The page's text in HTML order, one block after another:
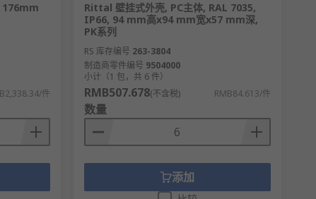
件
Rittal 壁挂式外壳, PC主体, RAL 7035,
IP66, 94 mm高x94 mm宽x57 mm深,
PK系列
RS 库存编号 263-3804
制造商零件编号 9504000
小计（1 包，共 6 件）
RMB507.678(不含税) RMB84.613/件
数量
添加